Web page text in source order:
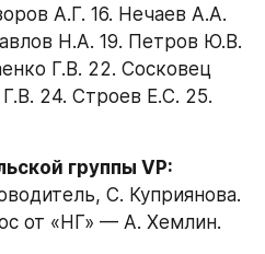
А.Г. 16. Нечаев А.А.
Н.А. 19. Петров Ю.В.
Г.В. 22. Сосковец
24. Строев Е.С. 25.
С. Куприянова.
от «НГ» — А. Хемлин.